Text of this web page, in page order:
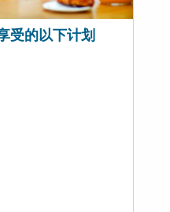
受的以下计划